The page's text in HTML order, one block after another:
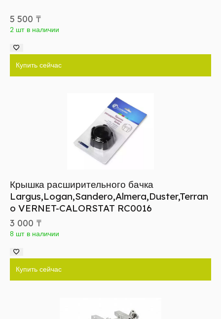
5 500 ₸
2 шт в наличии
Купить сейчас
Крышка расширительного бачка
Largus,Logan,Sandero,Almera,Duster,Terran
o VERNET-CALORSTAT RC0016
3 000 ₸
8 шт в наличии
Купить сейчас